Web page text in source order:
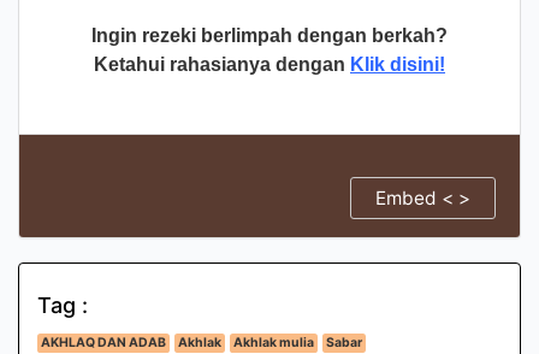
Ingin rezeki berlimpah dengan berkah?
Ketahui rahasianya dengan Klik disini!
Embed < >
Tag :
AKHLAQ DAN ADAB Akhlak Akhlak mulia
Sabar